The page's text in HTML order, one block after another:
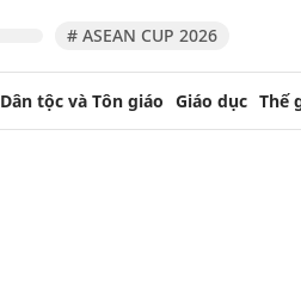
# ASEAN CUP 2026
Dân tộc và Tôn giáo Giáo dục Thế